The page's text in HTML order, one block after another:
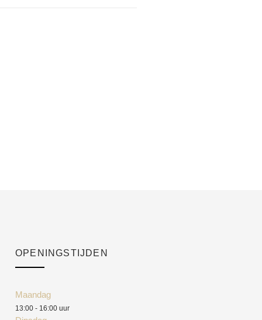
OPENINGSTIJDEN
Maandag
13:00 - 16:00 uur